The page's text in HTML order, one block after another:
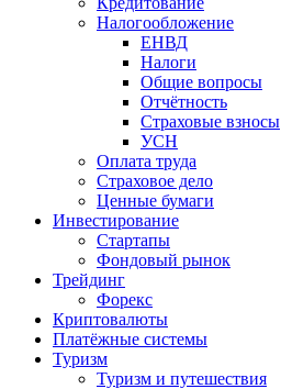
Налогообложение
ЕНВД
Налоги
Общие вопросы
Отчётность
Страховые взносы
УСН
Оплата труда
Страховое дело
Ценные бумаги
Инвестирование
Стартапы
Фондовый рынок
Трейдинг
Форекс
Криптовалюты
Платёжные системы
Туризм
Туризм и путешествия